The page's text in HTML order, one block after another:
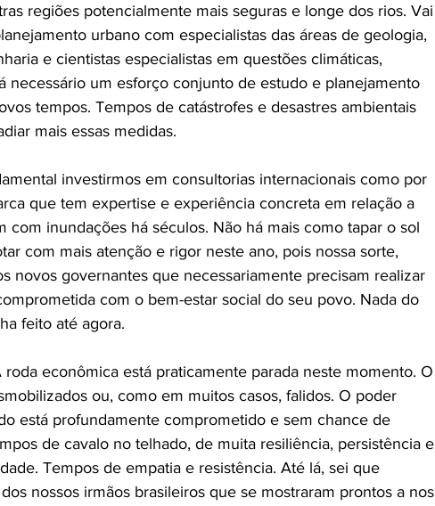
regiões potencialmente mais seguras e longe dos rios. Vai
urbano com especialistas das áreas de geologia,
e cientistas especialistas em questões climáticas,
necessário um esforço conjunto de estudo e planejamento
tempos. Tempos de catástrofes e desastres ambientais
mais essas medidas.
investirmos em consultorias internacionais como por
que tem expertise e experiência concreta em relação a
com inundações há séculos. Não há mais como tapar o sol
com mais atenção e rigor neste ano, pois nossa sorte,
novos governantes que necessariamente precisam realizar
com o bem-estar social do seu povo. Nada do
feito até agora.
econômica está praticamente parada neste momento. O
ou, como em muitos casos, falidos. O poder
está profundamente comprometido e sem chance de
de cavalo no telhado, de muita resiliência, persistência e
Tempos de empatia e resistência. Até lá, sei que
nossos irmãos brasileiros que se mostraram prontos a nos